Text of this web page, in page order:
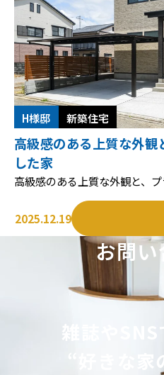
H様邸 新築住宅
高級感のある上質な外
した家
高級感のある上質な外観と、
2025.12.19
お問
雑誌や
“好きな